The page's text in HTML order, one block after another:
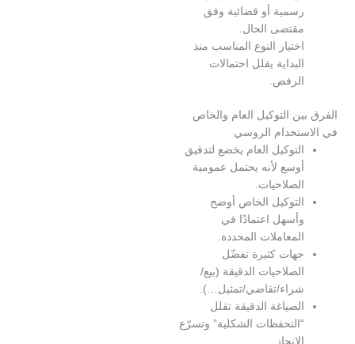
أو قضائية وفق
الحال.
النوع المناسب منذ
يقلل احتمالات
التوكيل العام والخاص
الروسي
العام يخضع لتدقيق
لأنه يحتمل عمومية
الخاص أوضح
اعتمادًا في
المحددة.
كثيرة تفضّل
الدقيقة (بيع/
تقاضي/تمثيل…).
الدقيقة تقلل
الشكلية” وتسرّع